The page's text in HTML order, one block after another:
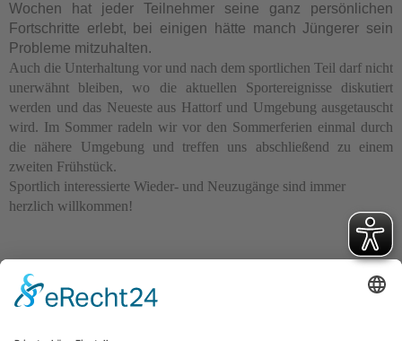
Wochen hat jeder Teilnehmer seine ganz persönlichen
Fortschritte erlebt, bei einigen hätte manch Jüngerer sein
Probleme mitzuhalten.
Auch die Unterhaltung vor und nach dem sportlichen Teil darf nicht
unerwähnt bleiben, wo die aktuellen Sportereignisse diskutiert
werden und das Neueste aus Hattorf und Umgebung ausgetauscht
wird. Im Sommer radeln wir vor den Sommerferien einmal durch
die nähere Umgebung und treffen uns abschließend zu einem
zweiten Frühstück.
Sportlich interessierte Wieder- und Neuzugänge sind immer
herzlich willkommen!